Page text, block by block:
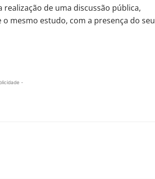
de uma discussão pública,
mesmo estudo, com a presença do seu
-